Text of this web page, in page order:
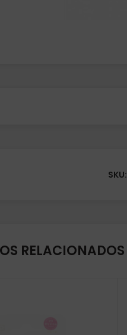
SKU:
RELACIONADOS